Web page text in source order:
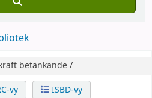
betänkande /
vy ISBD-vy